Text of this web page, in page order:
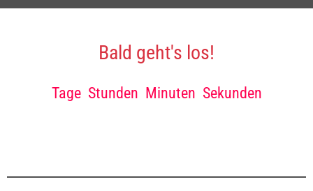
Bald geht's los!
Tage Stunden Minuten Sekunden